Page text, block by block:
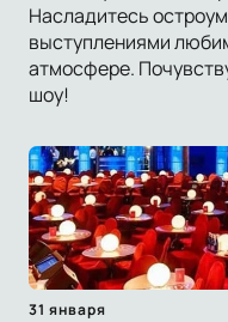
Насладитесь
выступлениями
атмосфере.
шоу!
31 января